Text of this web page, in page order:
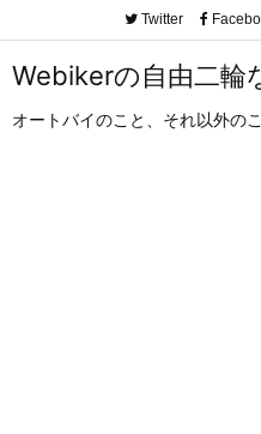
Webikerの自由二輪
オートバイのこと、それ以外の
Twitter